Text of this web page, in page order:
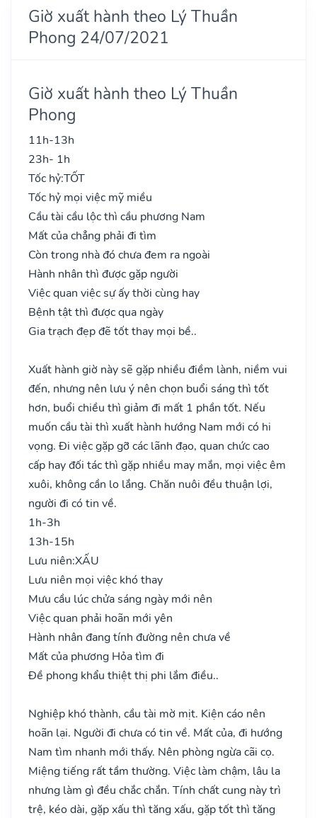
Giờ xuất hành theo Lý Thuần
Phong 24/07/2021
Giờ xuất hành theo Lý Thuần
Phong
11h-13h
23h- 1h
Tốc hỷ:TỐT
Tốc hỷ mọi việc mỹ miều
Cầu tài cầu lộc thì cầu phương Nam
Mất của chẳng phải đi tìm
Còn trong nhà đó chưa đem ra ngoài
Hành nhân thì được gặp người
Việc quan việc sự ấy thời cùng hay
Bệnh tật thì được qua ngày
Gia trạch đẹp đẽ tốt thay mọi bề..
Xuất hành giờ này sẽ gặp nhiều điềm lành, niềm vui
đến, nhưng nên lưu ý nên chọn buổi sáng thì tốt
hơn, buổi chiều thì giảm đi mất 1 phần tốt. Nếu
muốn cầu tài thì xuất hành hướng Nam mới có hi
vọng. Đi việc gặp gỡ các lãnh đạo, quan chức cao
cấp hay đối tác thì gặp nhiều may mắn, mọi việc êm
xuôi, không cần lo lắng. Chăn nuôi đều thuận lợi,
người đi có tin về.
1h-3h
13h-15h
Lưu niên:XẤU
Lưu niên mọi việc khó thay
Mưu cầu lúc chửa sáng ngày mới nên
Việc quan phải hoãn mới yên
Hành nhân đang tính đường nên chưa về
Mất của phương Hỏa tìm đi
Đề phong khẩu thiệt thị phi lắm điều..
Nghiệp khó thành, cầu tài mờ mịt. Kiện cáo nên
hoãn lại. Người đi chưa có tin về. Mất của, đi hướng
Nam tìm nhanh mới thấy. Nên phòng ngừa cãi cọ.
Miệng tiếng rất tầm thường. Việc làm chậm, lâu la
nhưng làm gì đều chắc chắn. Tính chất cung này trì
trệ, kéo dài, gặp xấu thì tăng xấu, gặp tốt thì tăng